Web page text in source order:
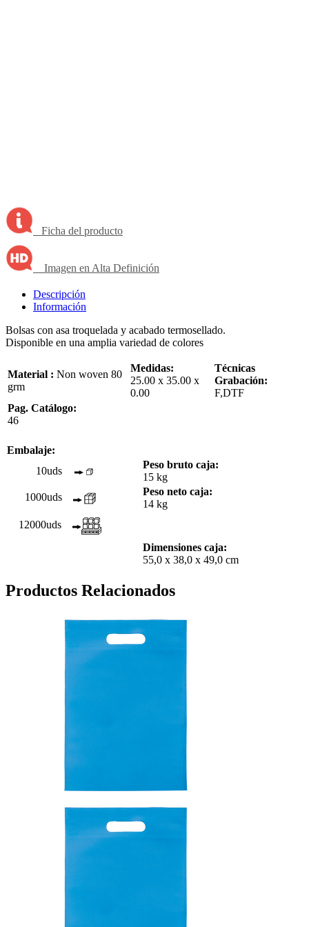
Ficha del producto
Imagen en Alta Definición
Descripción
Información
Bolsas con asa troquelada y acabado termosellado.
Disponible en una amplia variedad de colores
Material : Non woven 80
grm
Medidas:
25.00 x 35.00 x
0.00
Técnicas
Grabación:
F,DTF
Pag. Catálogo:
46
Embalaje:
10uds
Peso bruto caja:
15 kg
1000uds
Peso neto caja:
14 kg
12000uds
Dimensiones caja:
55,0 x 38,0 x 49,0 cm
Productos Relacionados